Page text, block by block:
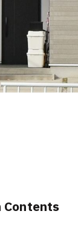
Contents